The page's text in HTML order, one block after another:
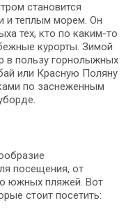
становится
и теплым морем. Он
тех, кто по каким-то
курорты. Зимой
в пользу горнолыжных
или Красную Поляну
по заснеженным
посещения, от
южных пляжей. Вот
стоит посетить: